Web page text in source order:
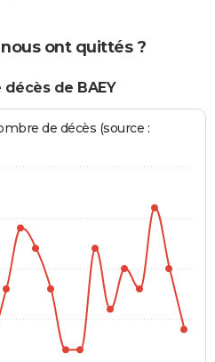
ont quittés ?
de BAEY
de décès (source :